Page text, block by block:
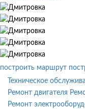
построить маршрут
Техническое
Ремонт двигателя
Ремонт